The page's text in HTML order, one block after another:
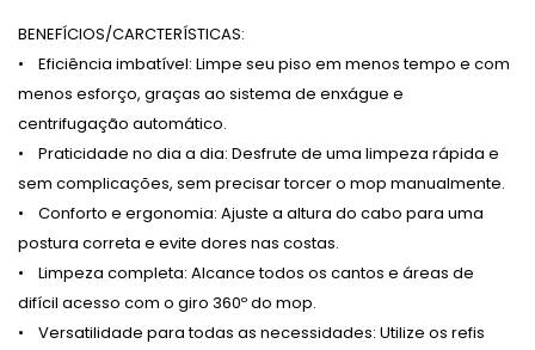
BENEFÍCIOS/CARCTERÍSTICAS:
• Eficiência imbatível: Limpe seu piso em menos tempo e com
menos esforço, graças ao sistema de enxágue e
centrifugação automático.
• Praticidade no dia a dia: Desfrute de uma limpeza rápida e
sem complicações, sem precisar torcer o mop manualmente.
• Conforto e ergonomia: Ajuste a altura do cabo para uma
postura correta e evite dores nas costas.
• Limpeza completa: Alcance todos os cantos e áreas de
difícil acesso com o giro 360º do mop.
• Versatilidade para todas as necessidades: Utilize os refis